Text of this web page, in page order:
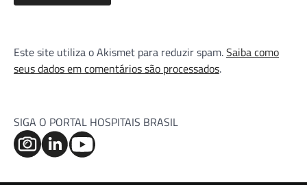
Este site utiliza o Akismet para reduzir spam.Saiba como
seus dados em comentários são processados.
SIGA O PORTAL HOSPITAIS BRASIL